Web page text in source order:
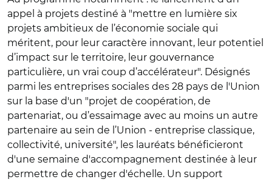
appel à projets destiné à "mettre en lumière six
projets ambitieux de l’économie sociale qui
méritent, pour leur caractère innovant, leur potentiel
d’impact sur le territoire, leur gouvernance
particulière, un vrai coup d’accélérateur". Désignés
parmi les entreprises sociales des 28 pays de l'Union
sur la base d'un "projet de coopération, de
partenariat, ou d’essaimage avec au moins un autre
partenaire au sein de l’Union - entreprise classique,
collectivité, université", les lauréats bénéficieront
d'une semaine d'accompagnement destinée à leur
permettre de changer d'échelle. Un support